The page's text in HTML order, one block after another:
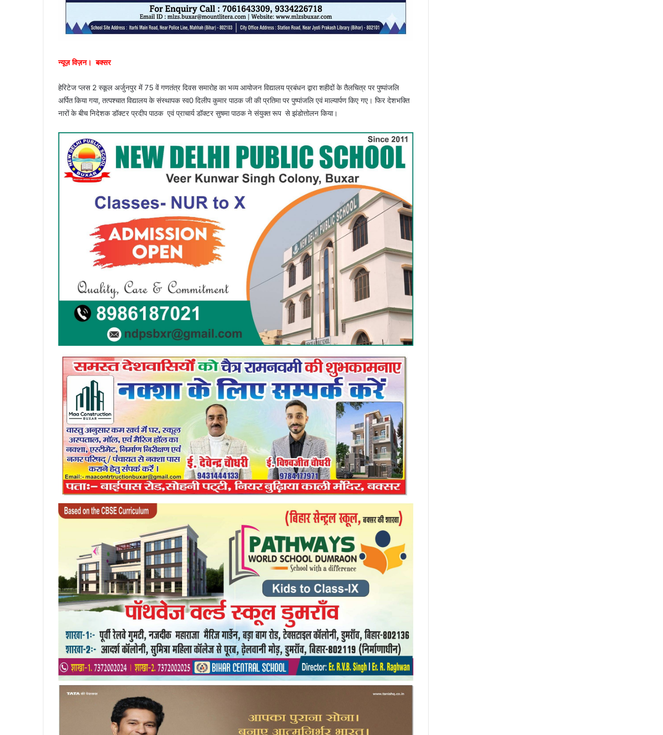
न्यूज़ विज़न। बक्सर
हेरिटेज प्लस 2 स्कूल अर्जुनपुर में 75 वें गणतंत्र दिवस समारोह का भव्य आयोजन विद्यालय प्रबंधन द्वारा शहीदों के तैलचित्र पर पुष्पांजलि
अर्पित किया गया, तत्पश्चात विद्यालय के संस्थापक स्व0 दिलीप कुमार पाठक जी की प्रतिमा पर पुष्पांजलि एवं माल्यार्पण किए गए। फिर देशभक्ति
नारों के बीच निदेशक डॉक्टर प्रदीप पाठक एवं प्राचार्य डॉक्टर सुषमा पाठक ने संयुक्त रूप से झंडोत्तोलन किया।